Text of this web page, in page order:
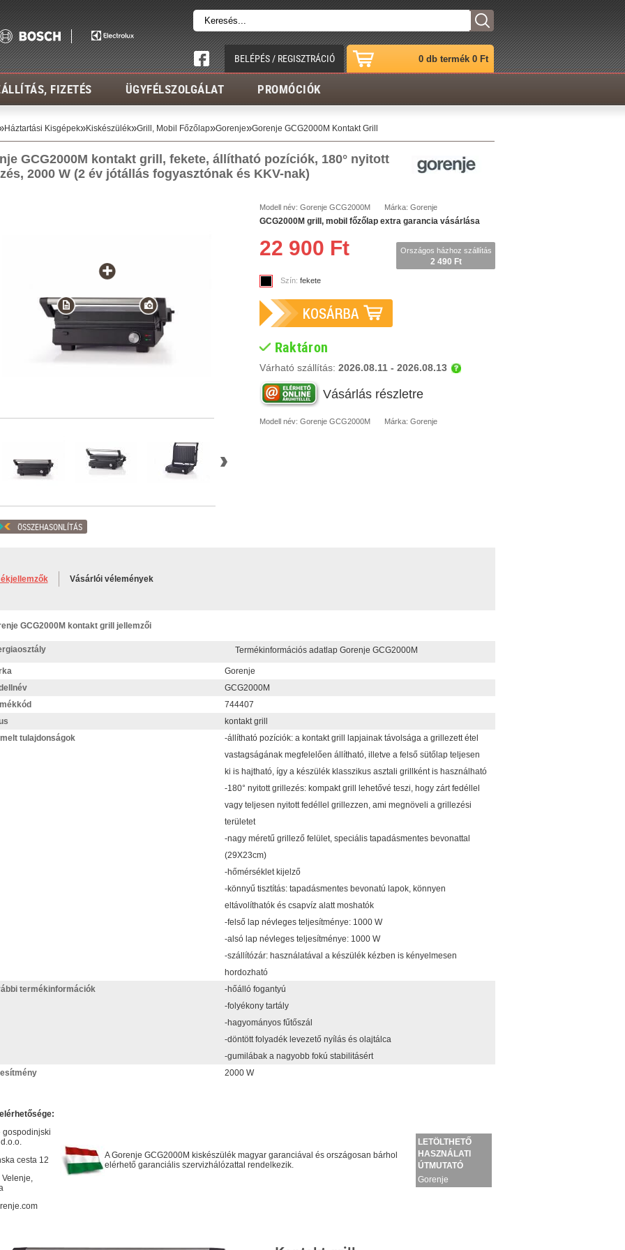
FIZETÉS ÜGYFÉLSZOLGÁLAT PROMÓCIÓK
0 db termék 0 Ft
BELÉPÉS / REGISZTRÁCIÓ
Háztartási Kisgépek»Kiskészülék»Grill, Mobil Főzőlap»Gorenje»Gorenje GCG2000M Kontakt Grill
GCG2000M kontakt grill, fekete, állítható pozíciók, 180° nyitott
2000 W (2 évjótállás fogyasztónak és KKV-nak)
ÖSSZEHASONLÍTÁS
Modell név: GorenjeGCG2000M Márka: Gorenje
GCG2000M grill, mobil főzőlap extra garancia vásárlása
22 900 Ft Országos házhoz szállítás
2 490 Ft
Szín: fekete
Raktáron
Várható szállítás: 2026.08.11 - 2026.08.13
Vásárlás részletre
Modell név: GorenjeGCG2000M Márka: Gorenje
Vásárlói vélemények
GCG2000M kontakt grill jellemzői
Termékinformációs adatlap Gorenje GCG2000M
Gorenje
GCG2000M
744407
kontakt grill
tulajdonságok
-állítható pozíciók: a kontakt grill lapjainak távolsága a grillezett étel
vastagságának megfelelően állítható, illetve a felső sütőlap teljesen
ki is hajtható, így a készülék klasszikus asztali grillként is használható
-180° nyitott grillezés: kompakt grill lehetővé teszi, hogy zárt fedéllel
vagy teljesen nyitott fedéllel grillezzen, ami megnöveli a grillezési
területet
-nagy méretű grillező felület, speciális tapadásmentes bevonattal
(29X23cm)
-hőmérséklet kijelző
-könnyű tisztítás: tapadásmentes bevonatú lapok, könnyen
eltávolíthatók és csapvíz alatt moshatók
-felső lap névleges teljesítménye: 1000 W
-alsó lap névleges teljesítménye: 1000 W
-szállítózár: használatával a készülék kézben is kényelmesen
hordozható
termékinformációk
-hőálló fogantyú
-folyékony tartály
-hagyományos fűtőszál
-döntött folyadék levezető nyílás és olajtálca
-gumilábak a nagyobb fokú stabilitásért
2000 W
gospodinjski
cesta 12
A Gorenje GCG2000M kiskészülék magyar garanciával és országosan bárhol
elérhető garanciális szervizhálózattal rendelkezik.
LETÖLTHETŐ
HASZNÁLATI
ÚTMUTATÓ
Gorenje
GCG2000M